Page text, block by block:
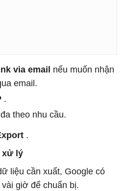
via email nếu muốn nhận
email.
.
theo nhu cầu.
.
xử lý
liệu cần xuất, Google có
giờ để chuẩn bị.